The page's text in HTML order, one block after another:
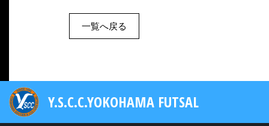
一覧へ戻る
Y.S.C.C.YOKOHAMA FUTSAL